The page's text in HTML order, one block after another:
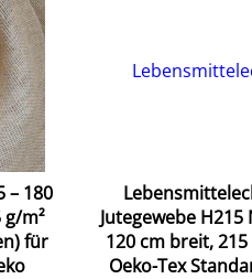
– 180
m²
für
Jutegewebe H215
120 cm breit, 215
Oeko-Tex